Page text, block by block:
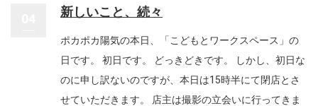
新しいこと、続々
ポカポカ陽気の本日、「こどもとワークスペース」の
日です。 初日です。 どっきどきです。 しかし、初日な
のに申し訳ないのですが、本日は15時半にて閉店とさ
せていただきます。 店主は撮影の立会いに行ってきま